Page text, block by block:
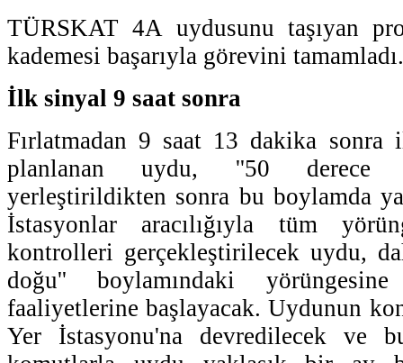
TÜRSKAT 4A uydusunu taşıyan
kademesi başarıyla görevini tamamladı.
İlk sinyal 9 saat sonra
Fırlatmadan 9 saat 13 dakika sonra
planlanan uydu, ''50 derece
yerleştirildikten sonra bu boylamda
İstasyonlar aracılığıyla tüm
kontrolleri gerçekleştirilecek uydu,
doğu'' boylamındaki
faaliyetlerine başlayacak. Uydunun
Yer İstasyonu'na devredilecek ve